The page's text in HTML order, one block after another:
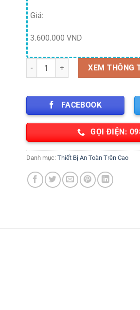
Giá:
3.600.000 VND
Thang nhôm rút gọn thông minh
XEM THÔNG
FACEBOOK
GỌI ĐIỆN:
Danh mục:Thiết Bị An Toàn Trên Cao